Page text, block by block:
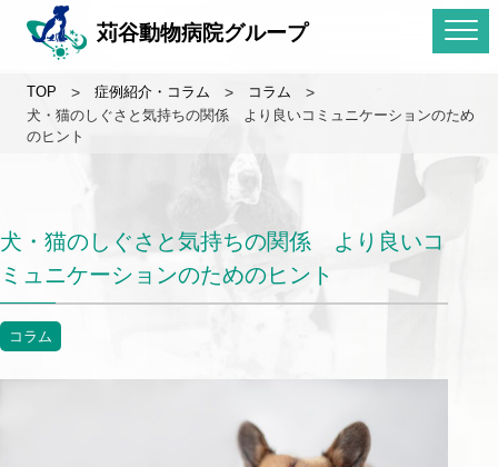
苅谷動物病院グループ
TOP > 症例紹介・コラム > コラム >
犬・猫のしぐさと気持ちの関係 より良いコミュニケーションのため
のヒント
犬・猫のしぐさと気持ちの関係 より良いコ
ミュニケーションのためのヒント
コラム